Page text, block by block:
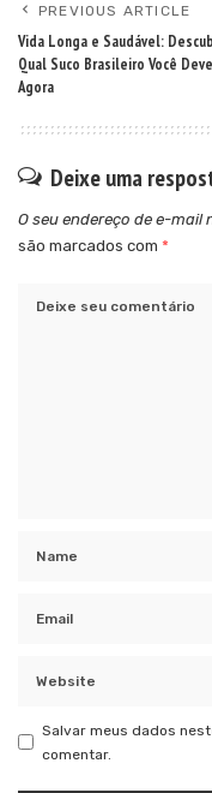
PREVIOUS ARTICLE
Vida Longa e Saudável:
Qual Suco Brasileiro Você
Agora
Deixe uma
O seu endereço de e-mail
são marcados com *
Salvar meus dados
comentar.